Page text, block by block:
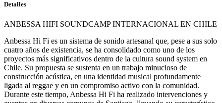
Detalles
ANBESSA HIFI SOUNDCAMP INTERNACIONAL EN CHILE
Anbessa Hi Fi es un sistema de sonido artesanal que, pese a sus solo
cuatro años de existencia, se ha consolidado como uno de los
proyectos más significativos dentro de la cultura sound system en
Chile. Su propuesta se sustenta en un trabajo minucioso de
construcción acústica, en una identidad musical profundamente
ligada al reggae y en un compromiso activo con la comunidad.
Durante este tiempo, Anbessa Hi Fi ha realizado intervenciones y